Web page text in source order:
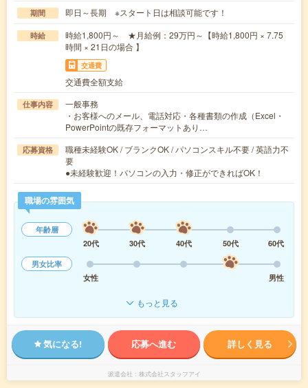
期間 即日～長期 ※スタート日は相談可能です！
時給
時給1,800円～ ★月給例：29万円～【時給1,800円 × 7.75
時間 × 21日の場合 】
交通費
交通費全額支給
仕事内容
一般事務
・お客様へのメール、電話対応・各種書類の作成（Excel・
PowerPointの既存フォーマットあり…
応募資格
職種未経験OK / ブランクOK / パソコンスキル不要 / 英語力不
要
●未経験歓迎！パソコンの入力・修正ができればOK！
職場の雰囲気
年齢層
20代
30代 40代 50代
60代
男女比率
女性
男性
もっと見る
気になる! 応募へ進む 詳しく見る
派遣会社 株式会社スタッフアイ